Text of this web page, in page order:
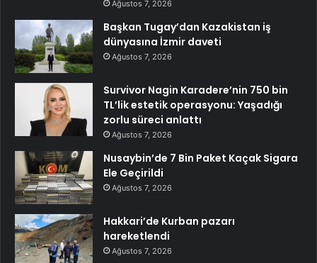
Ağustos 7, 2026
Başkan Tugay’dan Kazakistan iş
dünyasına İzmir daveti
Ağustos 7, 2026
Survivor Nagin Karadere’nin 750 bin
TL’lik estetik operasyonu: Yaşadığı
zorlu süreci anlattı
Ağustos 7, 2026
Nusaybin’de 7 Bin Paket Kaçak Sigara
Ele Geçirildi
Ağustos 7, 2026
Hakkari’de Kurban pazarı
hareketlendi
Ağustos 7, 2026